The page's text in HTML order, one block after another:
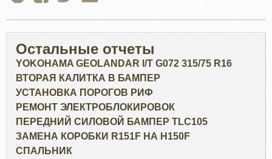
Остальные отчеты
YOKOHAMA GEOLANDAR I/T G072 315/75 R16
ВТОРАЯ КАЛИТКА В БАМПЕР
УСТАНОВКА ПОРОГОВ РИФ
РЕМОНТ ЭЛЕКТРОБЛОКИРОВОК
ПЕРЕДНИЙ СИЛОВОЙ БАМПЕР TLC105
ЗАМЕНА КОРОБКИ R151F НА H150F
СПАЛЬНИК